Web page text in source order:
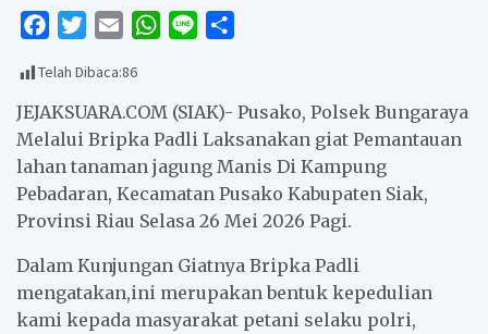
c
e
b
o
o
k
i
t
t
e
r
a
i
l
W
t
s
A
p
p
e
r
e
Telah Dibaca:86
JEJAKSUARA.COM (SIAK)- Pusako, Polsek Bungaraya
Melalui Bripka Padli Laksanakan giat Pemantauan
lahan tanaman jagung Manis Di Kampung
Pebadaran, Kecamatan Pusako Kabupaten Siak,
Provinsi Riau Selasa 26 Mei 2026 Pagi.
Dalam Kunjungan Giatnya Bripka Padli
mengatakan,ini merupakan bentuk kepedulian
kami kepada masyarakat petani selaku polri,